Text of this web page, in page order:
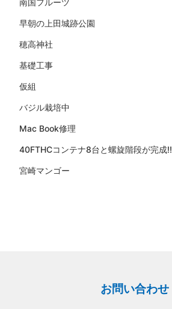
南国フルーツ
早朝の上田城跡公園
穂高神社
基礎工事
仮組
バジル栽培中
Mac Book修理
40FTHCコンテナ8台と螺旋階段が完成!!
宮崎マンゴー
お問い合わせ